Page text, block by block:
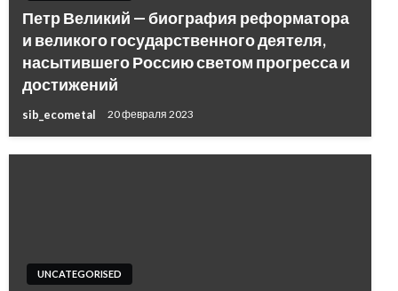
Петр Великий — биография реформатора
и великого государственного деятеля,
насытившего Россию светом прогресса и
достижений
sib_ecometal 20 февраля 2023
UNCATEGORISED